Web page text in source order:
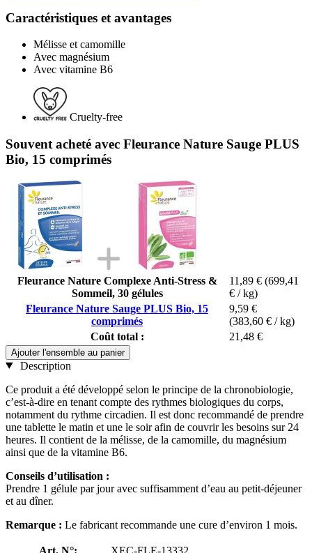
Caractéristiques et avantages
Mélisse et camomille
Avec magnésium
Avec vitamine B6
Cruelty-free
Souvent acheté avec Fleurance Nature Sauge PLUS
Bio, 15 comprimés
Fleurance Nature Complexe Anti-Stress &
Sommeil, 30 gélules
11,89 € (699,41
€ / kg)
Fleurance Nature Sauge PLUS Bio, 15
comprimés
9,59 €
(383,60 € / kg)
Coût total :
21,48 €
Ajouter l'ensemble au panier
Description
Ce produit a été développé selon le principe de la chronobiologie,
c’est-à-dire en tenant compte des rythmes biologiques du corps,
notamment du rythme circadien. Il est donc recommandé de prendre
une tablette le matin et une le soir afin de couvrir les besoins sur 24
heures. Il contient de la mélisse, de la camomille, du magnésium
ainsi que de la vitamine B6.
Conseils d’utilisation :
Prendre 1 gélule par jour avec suffisamment d’eau au petit-déjeuner
et au dîner.
Remarque : Le fabricant recommande une cure d’environ 1 mois.
Art. N°: XEC-FLE-13332